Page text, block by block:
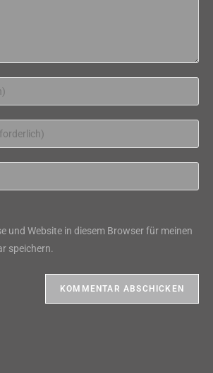
und Website in diesem Browser für meinen
speichern.